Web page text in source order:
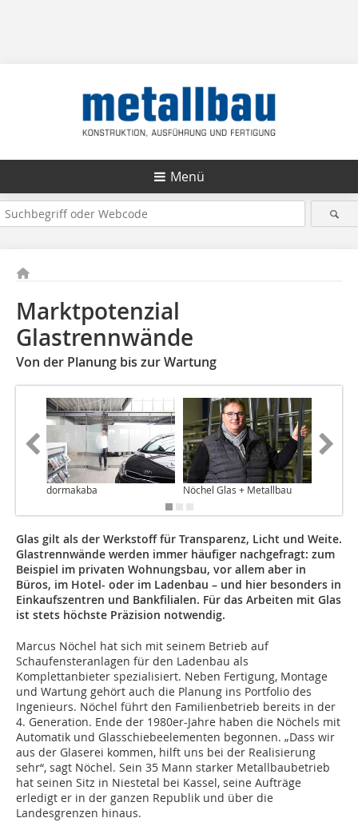
Menü
Marktpotenzial
Glastrennwände
Von der Planung bis zur Wartung
dormakaba Nöchel Glas + Metallbau
Glas gilt als der Werkstoff für Transparenz, Licht und Weite.
Glastrennwände werden immer häufiger nachgefragt: zum
Beispiel im privaten Wohnungsbau, vor allem aber in
Büros, im Hotel- oder im Ladenbau – und hier besonders in
Einkaufszentren und Bankfilialen. Für das Arbeiten mit Glas
ist stets höchste Präzision notwendig.
Marcus Nöchel hat sich mit seinem Betrieb auf
Schaufensteranlagen für den Ladenbau als
Komplettanbieter spezialisiert. Neben Fertigung, Montage
und Wartung gehört auch die Planung ins Portfolio des
Ingenieurs. Nöchel führt den Familienbetrieb bereits in der
4. Generation. Ende der 1980er-Jahre haben die Nöchels mit
Automatik und Glasschiebeelementen begonnen. „Dass wir
aus der Glaserei kommen, hilft uns bei der Realisierung
sehr“, sagt Nöchel. Sein 35 Mann starker Metallbaubetrieb
hat seinen Sitz in Niestetal bei Kassel, seine Aufträge
erledigt er in der ganzen Republik und über die
Landesgrenzen hinaus.